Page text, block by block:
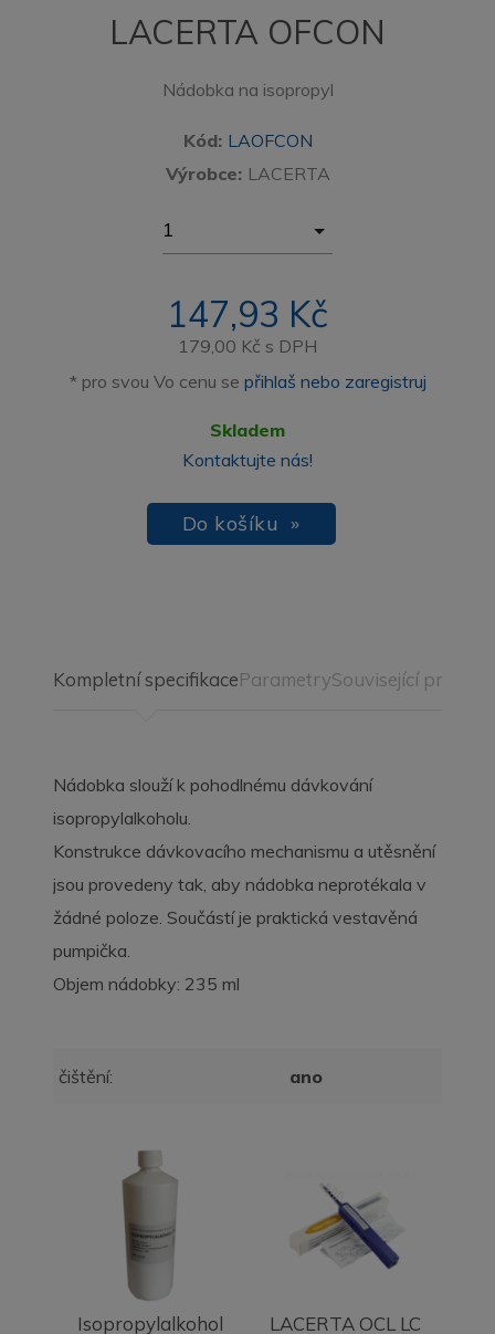
LACERTA OFCON
Nádobka na isopropyl
Kód: LAOFCON
Výrobce: LACERTA
147,93 Kč
179,00 Kč s DPH
* pro svou Vo cenu se přihlaš nebo zaregistruj
Skladem
Kontaktujte nás!
Do košíku »
Kompletní specifikaceParametrySouvisející
Nádobka slouží k pohodlnému dávkování
isopropylalkoholu.
Konstrukce dávkovacího mechanismu a utěsnění
jsou provedeny tak, aby nádobka neprotékala v
žádné poloze. Součástí je praktická vestavěná
pumpička.
Objem nádobky: 235 ml
čištění: ano
Isopropylalkohol LACERTA OCL LC